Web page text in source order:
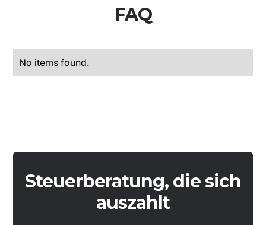
FAQ
No items found.
Steuerberatung, die sich
auszahlt